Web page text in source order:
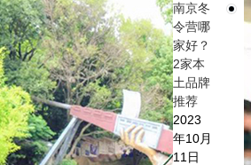
南京冬
令营哪
家好？
2家本
土品牌
推荐
2023
年10月
11日